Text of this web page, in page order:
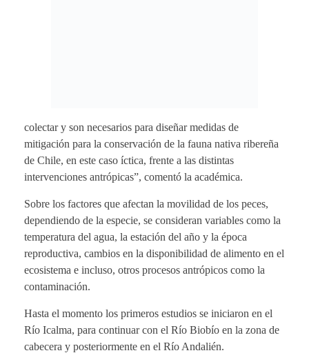
colectar y son necesarios para diseñar medidas de
mitigación para la conservación de la fauna nativa ribereña
de Chile, en este caso íctica, frente a las distintas
intervenciones antrópicas”, comentó la académica.
Sobre los factores que afectan la movilidad de los peces,
dependiendo de la especie, se consideran variables como la
temperatura del agua, la estación del año y la época
reproductiva, cambios en la disponibilidad de alimento en el
ecosistema e incluso, otros procesos antrópicos como la
contaminación.
Hasta el momento los primeros estudios se iniciaron en el
Río Icalma, para continuar con el Río Biobío en la zona de
cabecera y posteriormente en el Río Andalién.